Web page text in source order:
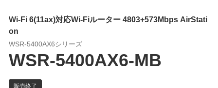
Wi-Fi 6(11ax)対応Wi-Fiルーター 4803+573Mbps AirStati
on
WSR-5400AX6シリーズ
WSR-5400AX6-MB